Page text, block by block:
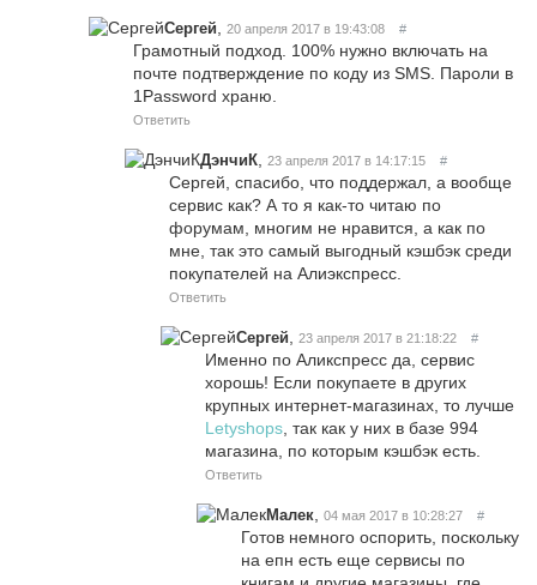
Сергей 20 апреля 2017 в 19:43:08 #
Грамотный подход. 100% нужно включать на
почте подтверждение по коду из SMS. Пароли в
1Password храню.
Ответить
ДэнчиК 23 апреля 2017 в 14:17:15 #
Сергей, спасибо, что поддержал, а вообще
сервис как? А то я как-то читаю по
форумам, многим не нравится, а как по
мне, так это самый выгодный кэшбэк среди
покупателей на Алиэкспресс.
Ответить
Сергей 23 апреля 2017 в 21:18:22 #
Именно по Аликспресс да, сервис
хорошь! Если покупаете в других
крупных интернет-магазинах, то лучше
Letyshops , так как у них в базе 994
магазина, по которым кэшбэк есть.
Ответить
Малек 04 мая 2017 в 10:28:27 #
Готов немного оспорить, поскольку
на епн есть еще сервисы по